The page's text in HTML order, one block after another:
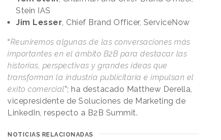
Stein IAS
Jim Lesser , Chief Brand Officer, ServiceNow
“Reuniremos algunas de las conversaciones más
importantes en el ámbito B2B para destacar las
historias, perspectivas y grandes ideas que
transforman la industria publicitaria e impulsan el
éxito comercial”; ha destacado Matthew Derella,
vicepresidente de Soluciones de Marketing de
LinkedIn, respecto a B2B Summit.
NOTICIAS RELACIONADAS